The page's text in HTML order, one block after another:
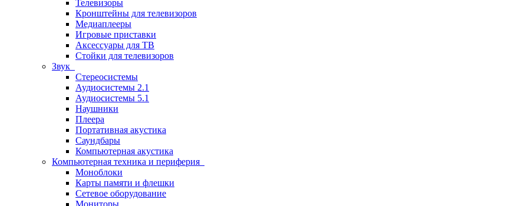
Телевизоры
Кронштейны для телевизоров
Медиаплееры
Игровые приставки
Аксессуары для ТВ
Стойки для телевизоров
Звук
Стереосистемы
Аудиосистемы 2.1
Аудиосистемы 5.1
Наушники
Плеера
Портативная акустика
Саундбары
Компьютерная акустика
Компьютерная техника и периферия
Моноблоки
Карты памяти и флешки
Сетевое оборудование
Мониторы